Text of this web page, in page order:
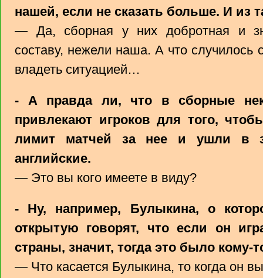
нашей, если не сказать больше. И из
— Да, сборная у них добротная и
составу, нежели наша. А что
владеть ситуацией…
- А правда ли, что в сборные
привлекают игроков для того,
лимит матчей за нее и ушли в
английские.
— Это вы кого имеете в виду?
- Ну, например, Булыкина, о
открытую говорят, что если он
страны, значит, тогда это было кому-
— Что касается Булыкина, то когда он